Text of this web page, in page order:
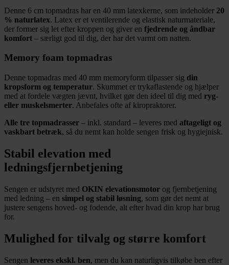
Denne 6 cm topmadras har en 40 mm latexkerne, som indeholder 20
% naturlatex. Latex er et ventilerende og elastisk naturmateriale,
der former sig let efter kroppen og giver en fjedrende og åndbar
komfort – særligt god til dig, der har det varmt om natten.
Memory foam topmadras
Denne topmadras med 40 mm memoryform tilpasser sig din
kropsform og temperatur. Skummet er trykaflastende og hjælper
med at fordele vægten jævnt, hvilket gør den ideel til dig med ryg-
eller muskelsmerter. Anbefales ofte af kiropraktorer.
Alle tre topmadrasser – inkl. standard – leveres med aftageligt og
vaskbart betræk, så du nemt kan holde sengen frisk og hygiejnisk.
Stabil elevation med
ledningsfjernbetjening
Sengen er udstyret med OKIN elevationsmotor og fjernbetjening
med ledning – en simpel og stabil løsning, som gør det nemt at
justere sengens hoved- og fodende, alt efter hvad din krop har brug
for.
Mulighed for tilvalg og større komfort
Sengen leveres ekskl. ben, men du kan naturligvis tilkøbe ben efter